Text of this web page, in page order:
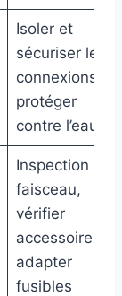
Isoler et
sécuriser les
connexions,
protéger
contre l’eau
Inspection
faisceau,
vérifier
accessoires,
adapter
fusibles